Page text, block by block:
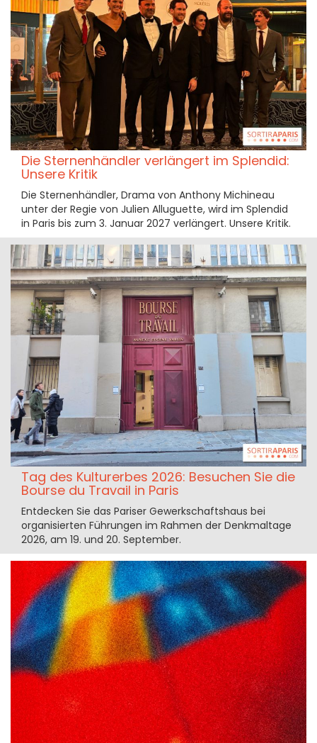
Die Sternenhändler verlängert im Splendid:
Unsere Kritik
Die Sternenhändler, Drama von Anthony Michineau
unter der Regie von Julien Alluguette, wird im Splendid
in Paris bis zum 3. Januar 2027 verlängert. Unsere Kritik.
Tag des Kulturerbes 2026: Besuchen Sie die
Bourse du Travail in Paris
Entdecken Sie das Pariser Gewerkschaftshaus bei
organisierten Führungen im Rahmen der Denkmaltage
2026, am 19. und 20. September.